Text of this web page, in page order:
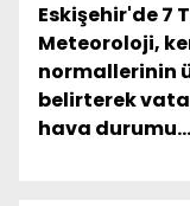
Eskişehir'de 7
Meteoroloji,
normallerinin
belirterek
hava durumu...